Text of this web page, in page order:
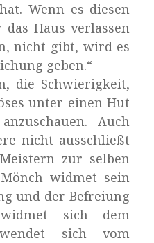
Wenn es diesen
Haus verlassen
nicht gibt, wird es
geben.“
die Schwierigkeit,
unter einen Hut
Auch
nicht ausschließt
zur selben
widmet sein
und der Befreiung
sich dem
sich vom